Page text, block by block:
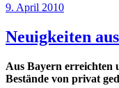
Veröffentlicht
9. April 2010
Neuigkeiten
Aus Bayern erreichten
Bestände von privat